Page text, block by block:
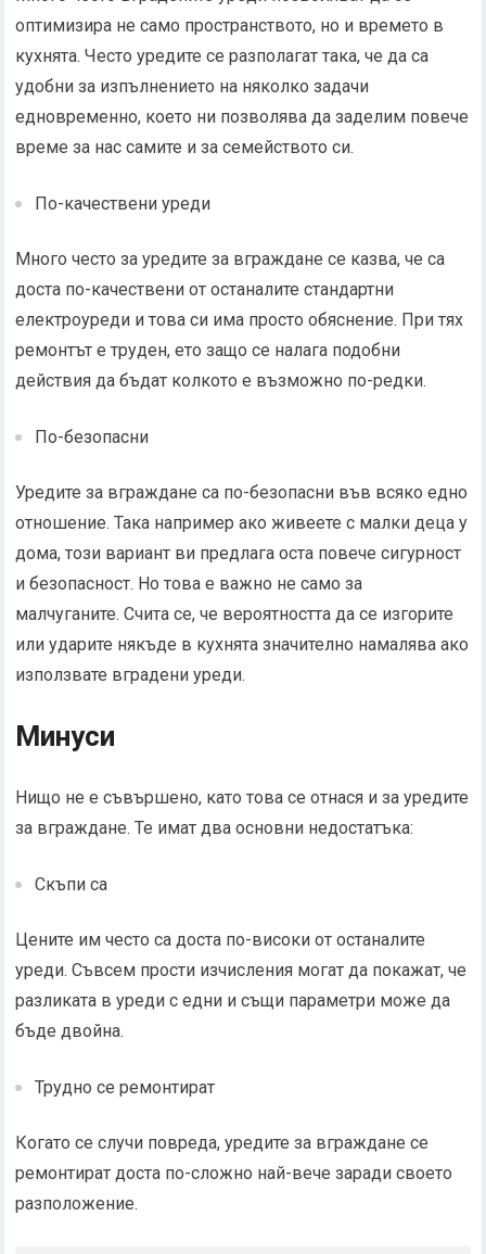
оптимизира не само пространството, но и времето в
кухнята. Често уредите се разполагат така, че да са
удобни за изпълнението на няколко задачи
едновременно, което ни позволява да заделим повече
време за нас самите и за семейството си.
По-качествени уреди
Много често за уредите за вграждане се казва, че са
доста по-качествени от останалите стандартни
електроуреди и това си има просто обяснение. При тях
ремонтът е труден, ето защо се налага подобни
действия да бъдат колкото е възможно по-редки.
По-безопасни
Уредите за вграждане са по-безопасни във всяко едно
отношение. Така например ако живеете с малки деца у
дома, този вариант ви предлага оста повече сигурност
и безопасност. Но това е важно не само за
малчуганите. Счита се, че вероятността да се изгорите
или ударите някъде в кухнята значително намалява ако
използвате вградени уреди.
Минуси
Нищо не е съвършено, като това се отнася и за уредите
за вграждане. Те имат два основни недостатъка:
Скъпи са
Цените им често са доста по-високи от останалите
уреди. Съвсем прости изчисления могат да покажат, че
разликата в уреди с едни и същи параметри може да
бъде двойна.
Трудно се ремонтират
Когато се случи повреда, уредите за вграждане се
ремонтират доста по-сложно най-вече заради своето
разположение.